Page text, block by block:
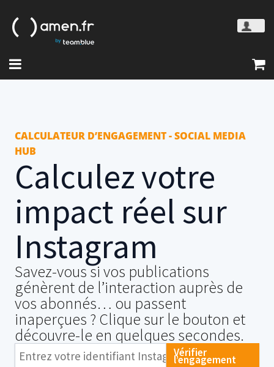
CALCULATEUR D’ENGAGEMENT - SOCIAL MEDIA
HUB
Calculez votre
impact réel sur
Instagram
Savez-vous si vos publications
génèrent de l’interaction auprès de
vos abonnés… ou passent
inaperçues ? Clique sur le bouton et
découvre-le en quelques secondes.
Vérifier
l’engagement